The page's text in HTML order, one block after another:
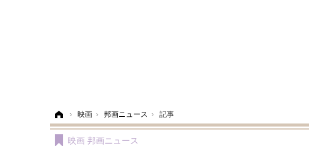
› 映画 › 邦画ニュース › 記事
映画 邦画ニュース